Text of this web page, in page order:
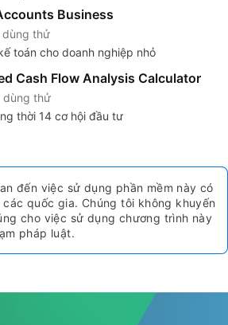
Business
dùng thử
toán cho doanh nghiệp nhỏ
Cash Flow Analysis Calculator
dùng thử
thời 14 cơ hội đầu tư
đến việc sử dụng phần mềm này có
quốc gia. Chúng tôi không khuyến
cho việc sử dụng chương trình này
pháp luật.